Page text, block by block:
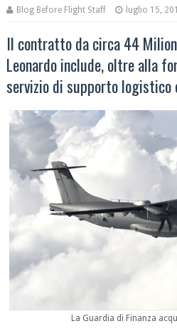
Blog Before Flight Staff luglio 15,
Il contratto da circa 44
Leonardo include, oltre alla
servizio di supporto logistico
La Guardia di Finanza